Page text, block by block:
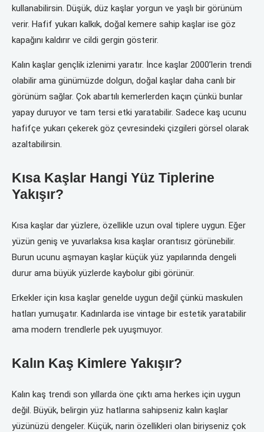
kullanabilirsin. Düşük, düz kaşlar yorgun ve yaşlı bir görünüm
verir. Hafif yukarı kalkık, doğal kemere sahip kaşlar ise göz
kapağını kaldırır ve cildi gergin gösterir.
Kalın kaşlar gençlik izlenimi yaratır. İnce kaşlar 2000’lerin trendi
olabilir ama günümüzde dolgun, doğal kaşlar daha canlı bir
görünüm sağlar. Çok abartılı kemerlerden kaçın çünkü bunlar
yapay duruyor ve tam tersi etki yaratabilir. Sadece kaş ucunu
hafifçe yukarı çekerek göz çevresindeki çizgileri görsel olarak
azaltabilirsin.
Kısa Kaşlar Hangi Yüz Tiplerine
Yakışır?
Kısa kaşlar dar yüzlere, özellikle uzun oval tiplere uygun. Eğer
yüzün geniş ve yuvarlaksa kısa kaşlar orantısız görünebilir.
Burun ucunu aşmayan kaşlar küçük yüz yapılarında dengeli
durur ama büyük yüzlerde kaybolur gibi görünür.
Erkekler için kısa kaşlar genelde uygun değil çünkü maskulen
hatları yumuşatır. Kadınlarda ise vintage bir estetik yaratabilir
ama modern trendlerle pek uyuşmuyor.
Kalın Kaş Kimlere Yakışır?
Kalın kaş trendi son yıllarda öne çıktı ama herkes için uygun
değil. Büyük, belirgin yüz hatlarına sahipseniz kalın kaşlar
yüzünüzü dengeler. Küçük, narin özellikleri olan biriyseniz çok